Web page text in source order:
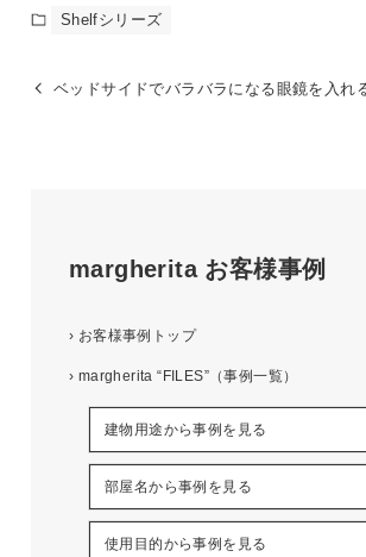
Shelfシリーズ
ベッドサイドでバラバラになる眼鏡を入れ
margherita お客様事例
› お客様事例トップ
› margherita “FILES”（事例一覧）
建物用途から事例を見る
部屋名から事例を見る
使用目的から事例を見る